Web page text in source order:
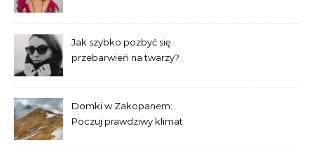
Jak szybko pozbyć się
przebarwień na twarzy?
Domki w Zakopanem:
Poczuj prawdziwy klimat